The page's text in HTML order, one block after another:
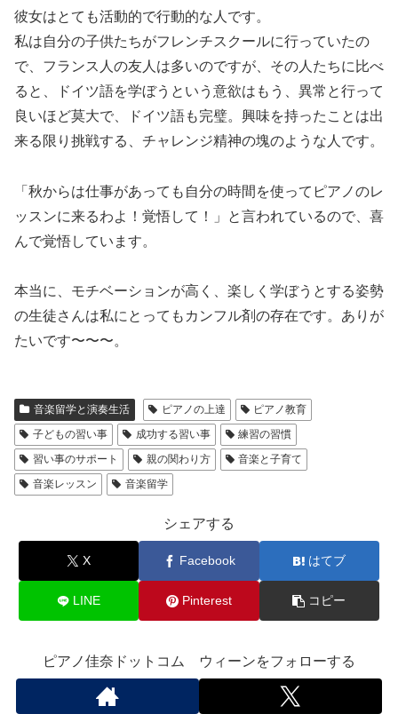
彼女はとても活動的で行動的な人です。
私は自分の子供たちがフレンチスクールに行っていたの
で、フランス人の友人は多いのですが、その人たちに比べ
ると、ドイツ語を学ぼうという意欲はもう、異常と行って
良いほど莫大で、ドイツ語も完璧。興味を持ったことは出
来る限り挑戦する、チャレンジ精神の塊のような人です。
「秋からは仕事があっても自分の時間を使ってピアノのレ
ッスンに来るわよ！覚悟して！」と言われているので、喜
んで覚悟しています。
本当に、モチベーションが高く、楽しく学ぼうとする姿勢
の生徒さんは私にとってもカンフル剤の存在です。ありが
たいです〜〜〜。
音楽留学と演奏生活 ピアノの上達
ピアノ教育
子どもの習い事
成功する習い事
練習の習慣
習い事のサポート
親の関わり方
音楽と子育て
音楽レッスン
音楽留学
シェアする
X Facebook はてブ
LINE Pinterest コピー
ピアノ佳奈ドットコム ウィーンをフォローする